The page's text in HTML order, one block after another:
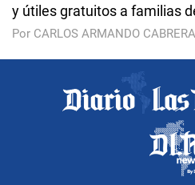
y útiles gratuitos a familias
Por CARLOS ARMANDO CABRERA